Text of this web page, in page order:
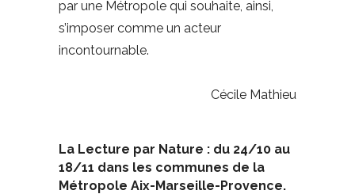
par une Métropole qui souhaite, ainsi,
s’imposer comme un acteur
incontournable.
Cécile Mathieu
La Lecture par Nature : du 24/10 au
18/11 dans les communes de la
Métropole Aix-Marseille-Provence.